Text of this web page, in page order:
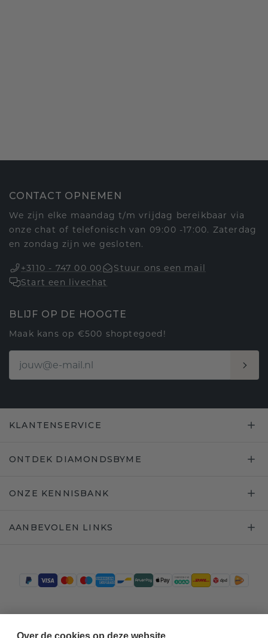
CONTACT OPNEMEN
We zijn elke maandag t/m vrijdag bereikbaar via
onze chat of telefonisch van 09:00 -17:00. Zaterdag
en zondag zijn we gesloten.
+3110 - 747 00 00
Stuur ons een mail
Start een livechat
BLIJF OP DE HOOGTE
Maak kans op €500 shoptegoed!
KLANTENSERVICE
ONTDEK DIAMONDSBYME
ONZE KENNISBANK
AANBEVOLEN LINKS
Over de cookies op deze website